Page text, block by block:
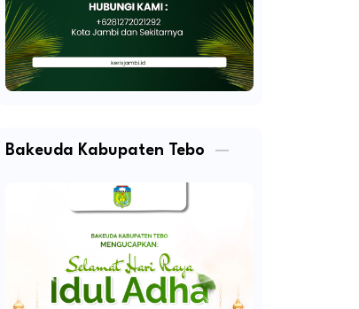
Bakeuda Kabupaten Tebo